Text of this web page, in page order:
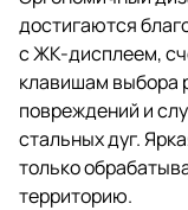
достигаются
с ЖК-дисплеем,
клавишам выбора
повреждений и
стальных дуг.
только
территорию.